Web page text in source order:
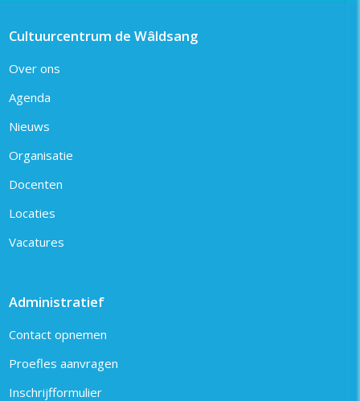
Cultuurcentrum de Wâldsang
Over ons
Agenda
Nieuws
Organisatie
Docenten
Locaties
Vacatures
Administratief
Contact opnemen
Proefles aanvragen
Inschrijfformulier